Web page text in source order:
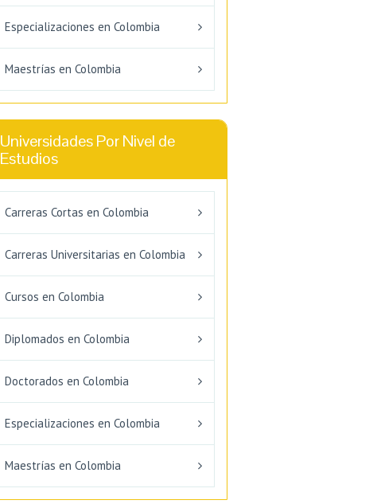
Especializaciones en Colombia
Maestrías en Colombia
Universidades Por Nivel de
Estudios
Carreras Cortas en Colombia
Carreras Universitarias en Colombia
Cursos en Colombia
Diplomados en Colombia
Doctorados en Colombia
Especializaciones en Colombia
Maestrías en Colombia